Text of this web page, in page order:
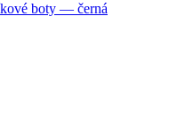
boty — černá